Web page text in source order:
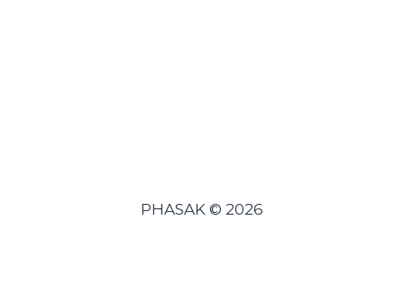
PHASAK © 2026